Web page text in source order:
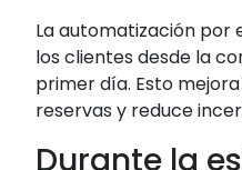
La automatización por
los clientes desde la
primer día. Esto
reservas y reduce
Durante la